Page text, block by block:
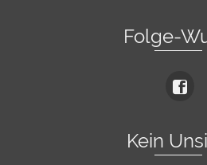
Folge-
Kein